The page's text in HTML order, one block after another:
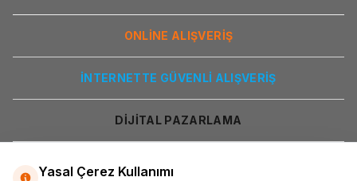
ONLİNE ALIŞVERİŞ
İNTERNETTE GÜVENLİ ALIŞVERİŞ
DİJİTAL PAZARLAMA
Yasal Çerez Kullanımı